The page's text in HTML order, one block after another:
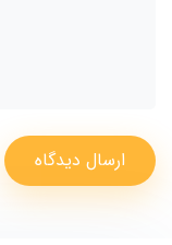
ارسال دیدگاه